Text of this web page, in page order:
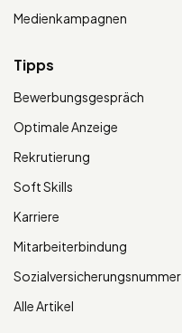
Medienkampagnen
Tipps
Bewerbungsgespräch
Optimale Anzeige
Rekrutierung
Soft Skills
Karriere
Mitarbeiterbindung
Sozialversicherungsnummer
Alle Artikel